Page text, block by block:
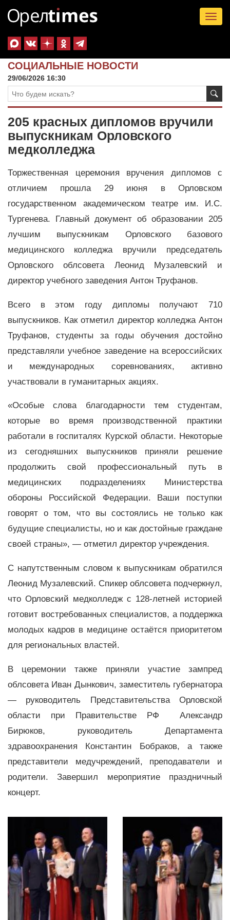
СОЦИАЛЬНЫЕ НОВОСТИ
29/06/2026 16:30
205 красных дипломов вручили
выпускникам Орловского
медколледжа
Торжественная церемония вручения дипломов с
отличием прошла 29 июня в Орловском
государственном академическом театре им. И.С.
Тургенева. Главный документ об образовании 205
лучшим выпускникам Орловского базового
медицинского колледжа вручили председатель
Орловского облсовета Леонид Музалевский и
директор учебного заведения Антон Труфанов.
Всего в этом году дипломы получают 710
выпускников. Как отметил директор колледжа Антон
Труфанов, студенты за годы обучения достойно
представляли учебное заведение на всероссийских
и международных соревнованиях, активно
участвовали в гуманитарных акциях.
«Особые слова благодарности тем студентам,
которые во время производственной практики
работали в госпиталях Курской области. Некоторые
из сегодняшних выпускников приняли решение
продолжить свой профессиональный путь в
медицинских подразделениях Министерства
обороны Российской Федерации. Ваши поступки
говорят о том, что вы состоялись не только как
будущие специалисты, но и как достойные граждане
своей страны», — отметил директор учреждения.
С напутственным словом к выпускникам обратился
Леонид Музалевский. Спикер облсовета подчеркнул,
что Орловский медколледж с 128-летней историей
готовит востребованных специалистов, а поддержка
молодых кадров в медицине остаётся приоритетом
для региональных властей.
В церемонии также приняли участие зампред
облсовета Иван Дынкович, заместитель губернатора
— руководитель Представительства Орловской
области при Правительстве РФ Александр
Бирюков, руководитель Департамента
здравоохранения Константин Бобраков, а также
представители медучреждений, преподаватели и
родители. Завершил мероприятие праздничный
концерт.